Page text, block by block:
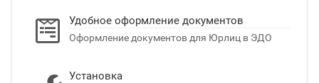
Удобное оформление документов
Оформление документов для Юрлиц в ЭДО
Установка